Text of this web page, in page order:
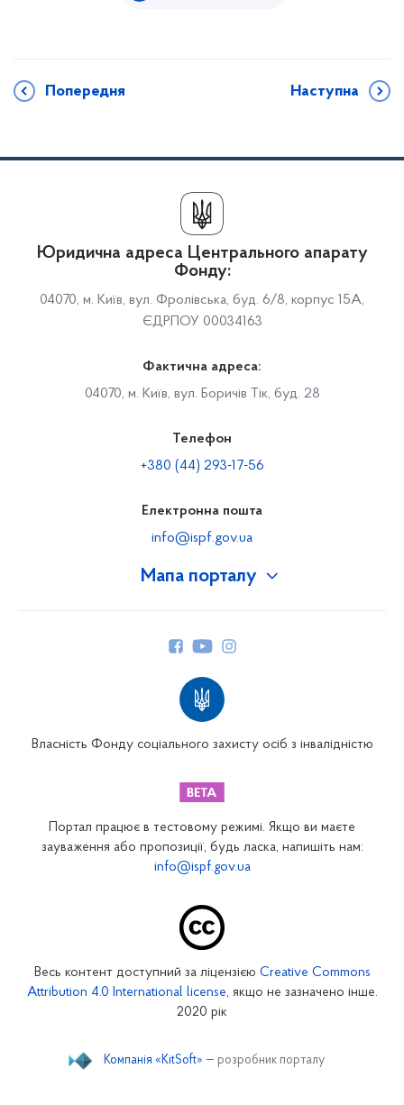
Попередня Наступна
Мапа порталу
Закарпатське відділення
Запорізьке відділення
Кіровоградське відділення
Миколаївське відділення
Юридична адреса Центрального апарату
Фонду:
04070, м. Київ, вул. Фролівська, буд. 6/8, корпус 15А,
ЄДРПОУ 00034163
Фактична адреса:
04070, м. Київ, вул. Боричів Тік, буд. 28
Телефон
+380 (44) 293-17-56
Електронна пошта
info@ispf.gov.ua
Власність Фонду соціального захисту осіб з інвалідністю
Портал працює в тестовому режимі. Якщо ви маєте
зауваження або пропозиції, будь ласка, напишіть нам:
info@ispf.gov.ua
Весь контент доступний за ліцензією Creative Commons
Attribution 4.0 International license, якщо не зазначено інше.
2020 рік
Компанія «KitSoft» — розробник порталу